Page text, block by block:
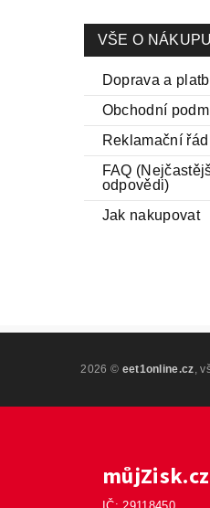
VŠE O NÁKUPU
Doprava a
Obchodní
Reklamační řád
FAQ
odpovědi)
Jak nakupovat
2026 © eet1online.cz,
můjZisk.cz